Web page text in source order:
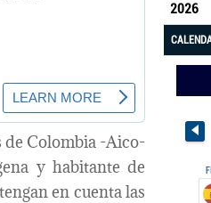
de Colombia -Aico-
y habitante de
en cuenta las